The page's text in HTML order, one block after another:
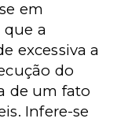
em
que a
excessiva a
do
de um fato
Infere-se